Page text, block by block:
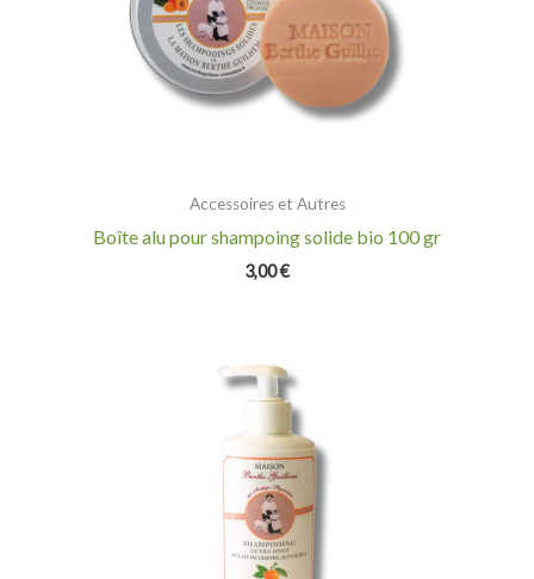
Accessoires et Autres
Boîte alu pour shampoing solide bio 100 gr
3,00€